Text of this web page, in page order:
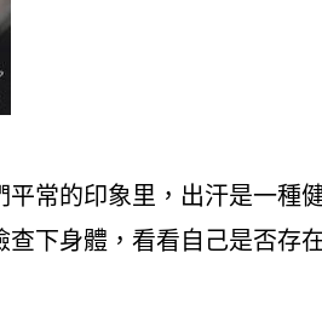
常的印象里，出汗是一種
下身體，看看自己是否存